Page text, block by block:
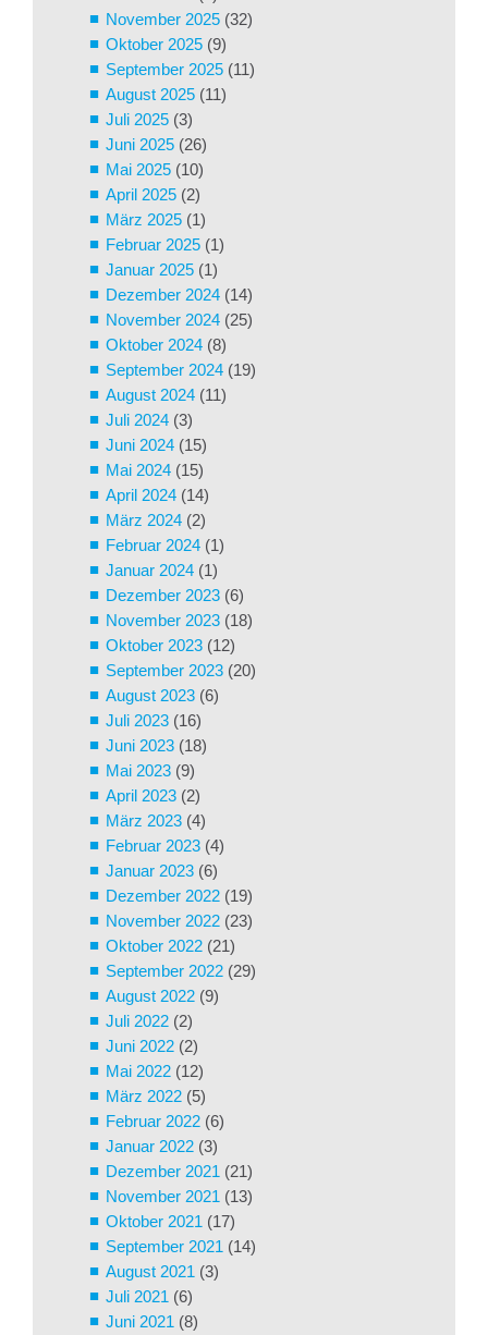
November 2025 (32)
Oktober 2025 (9)
September 2025 (11)
August 2025 (11)
Juli 2025 (3)
Juni 2025 (26)
Mai 2025 (10)
April 2025 (2)
März 2025 (1)
Februar 2025 (1)
Januar 2025 (1)
Dezember 2024 (14)
November 2024 (25)
Oktober 2024 (8)
September 2024 (19)
August 2024 (11)
Juli 2024 (3)
Juni 2024 (15)
Mai 2024 (15)
April 2024 (14)
März 2024 (2)
Februar 2024 (1)
Januar 2024 (1)
Dezember 2023 (6)
November 2023 (18)
Oktober 2023 (12)
September 2023 (20)
August 2023 (6)
Juli 2023 (16)
Juni 2023 (18)
Mai 2023 (9)
April 2023 (2)
März 2023 (4)
Februar 2023 (4)
Januar 2023 (6)
Dezember 2022 (19)
November 2022 (23)
Oktober 2022 (21)
September 2022 (29)
August 2022 (9)
Juli 2022 (2)
Juni 2022 (2)
Mai 2022 (12)
März 2022 (5)
Februar 2022 (6)
Januar 2022 (3)
Dezember 2021 (21)
November 2021 (13)
Oktober 2021 (17)
September 2021 (14)
August 2021 (3)
Juli 2021 (6)
Juni 2021 (8)